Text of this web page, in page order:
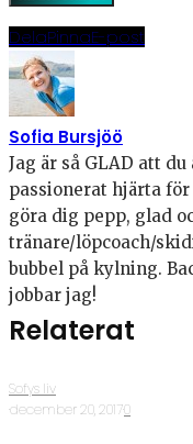
DelaPinnaE-post
Sofia Bursjöö
Jag är så GLAD att
passionerat hjärta
göra dig pepp, glad
tränare/löpcoach/
bubbel på kylning.
jobbar jag!
Relaterat
Sofys liv
·december 20, 2017·0